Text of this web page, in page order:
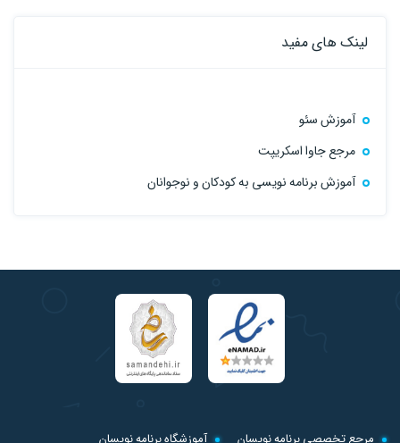
لینک های مفید
آموزش سئو
مرجع جاوا اسکریپت
آموزش برنامه نویسی به کودکان و نوجوانان